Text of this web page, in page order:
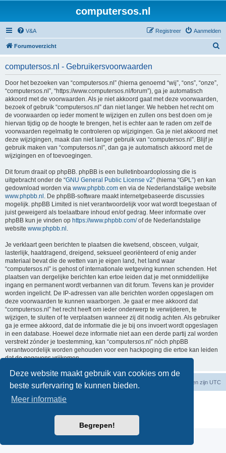
Deze website maakt gebruik van cookies om de
beste surfervaring te kunnen bieden.
Meer informatie
Begrepen!
computersos.nl
V&A Aanmelden
Registreer
Forumoverzicht
computersos.nl - Gebruikersvoorwaarden
Door het bezoeken van “computersos.nl” (hierna genoemd “wij”, “ons”, “onze”,
“computersos.nl”, “https://www.computersos.nl/forum”), ga je automatisch
akkoord met de voorwaarden. Als je niet akkoord gaat met deze voorwaarden,
bezoek of gebruik “computersos.nl” dan niet langer. We hebben het recht om
de voorwaarden op ieder moment te wijzigen en zullen ons best doen om je
hiervan tijdig op de hoogte te brengen, het is echter aan te raden om zelf de
voorwaarden regelmatig te controleren op wijzigingen. Ga je niet akkoord met
deze wijzigingen, maak dan niet langer gebruik van “computersos.nl”. Blijf je
gebruik maken van “computersos.nl”, dan ga je automatisch akkoord met de
wijzigingen en of toevoegingen.
Dit forum draait op phpBB. phpBB is een bulletinboardoplossing die is
uitgebracht onder de “GNU General Public License v2” (hierna “GPL”) en kan
gedownload worden via www.phpbb.com en via de Nederlandstalige website
www.phpbb.nl . De phpBB-software maakt internetgebaseerde discussies
mogelijk. phpBB Limited is niet verantwoordelijk voor wat wordt toegestaan of
juist geweigerd als toelaatbare inhoud en/of gedrag. Meer informatie over
phpBB kun je vinden op https://www.phpbb.com/of de Nederlandstalige
website www.phpbb.nl .
Je verklaart geen berichten te plaatsen die kwetsend, obsceen, vulgair,
lasterlijk, haatdragend, dreigend, seksueel georiënteerd of enig ander
materiaal bevat die de wetten van je eigen land, het land waar
“computersos.nl” is gehost of internationale wetgeving kunnen schenden. Het
plaatsen van dergelijke berichten kan ertoe leiden dat je met onmiddellijke
ingang en permanent wordt verbannen van dit forum. Tevens kan je provider
worden ingelicht. De IP-adressen van alle berichten worden opgeslagen om
deze voorwaarden te kunnen waarborgen. Je gaat er mee akkoord dat
“computersos.nl” het recht heeft om ieder onderwerp te verwijderen, te
wijzigen, te sluiten of te verplaatsen wanneer zij dit nodig achten. Als gebruiker
ga je ermee akkoord, dat de informatie die je bij ons invoert wordt opgeslagen
in een database. Hoewel deze informatie niet aan een derde partij zal worden
verstrekt zónder je toestemming, kan “computersos.nl” nóch phpBB
verantwoordelijk worden gehouden voor een hackpoging die ertoe kan leiden
dat de gegevens vrijkomen.
Forumoverzicht Alle tijden zijn UTC
Contact
Powered by
Gebruikersvoorwaarden